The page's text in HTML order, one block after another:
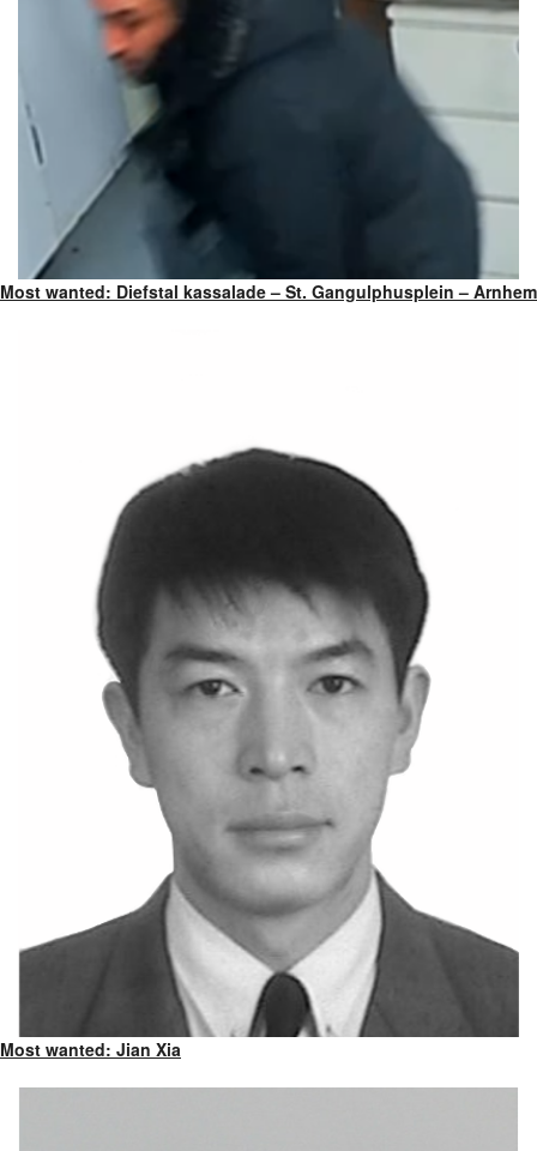
Most wanted: Diefstal kassalade – St. Gangulphusplein – Arnhem
Most wanted: Jian Xia